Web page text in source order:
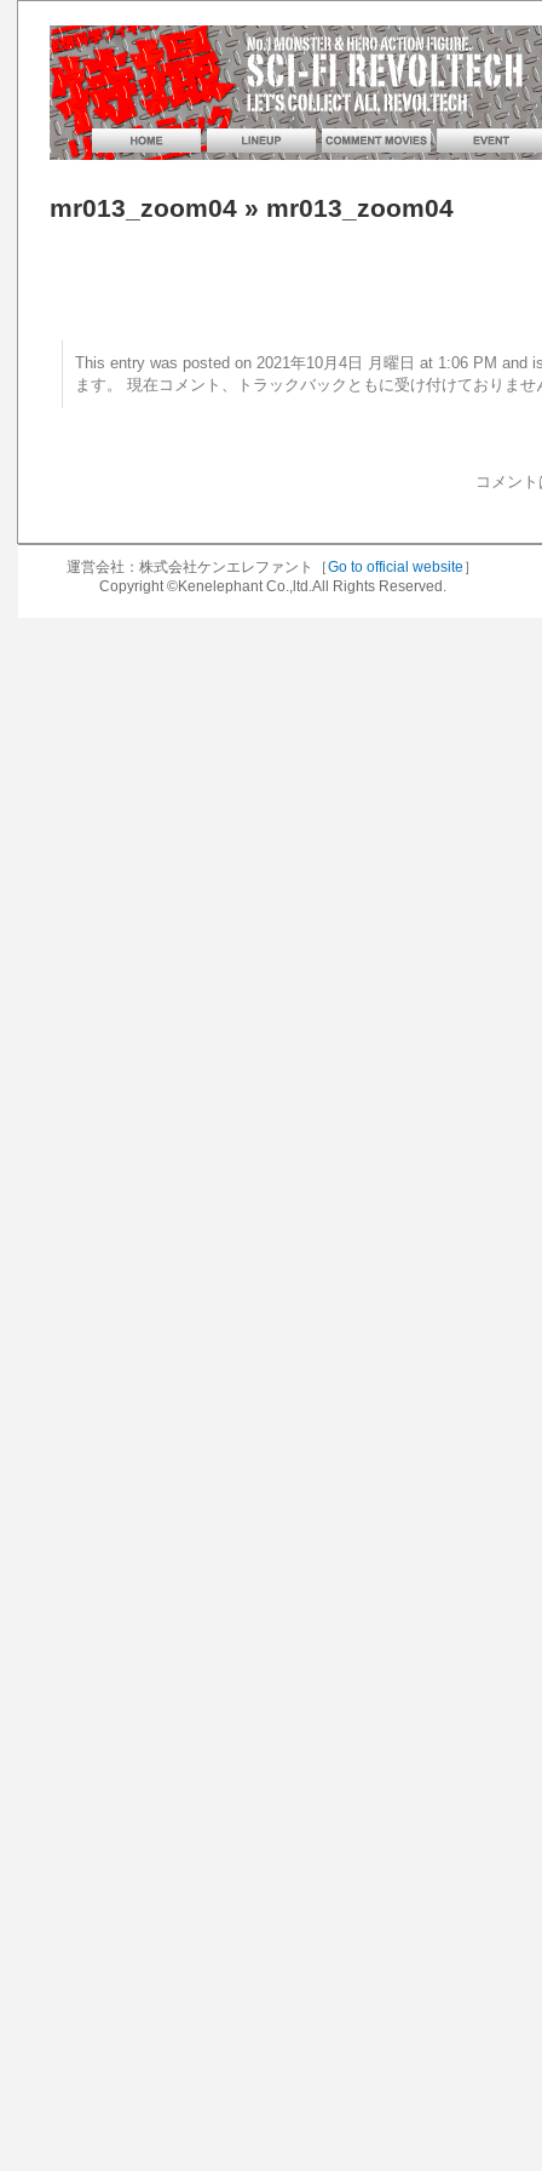
mr013_zoom04 » mr013_zoom04
This entry was posted on 2021年10月4日 月曜日 at 1:06 PM
ます。 現在コメント、トラックバックともに受け付けておりませ
コメン
運営会社：株式会社ケンエレファント［Go to official website ］
Copyright ©Kenelephant Co.,ltd.All Rights Reserved.